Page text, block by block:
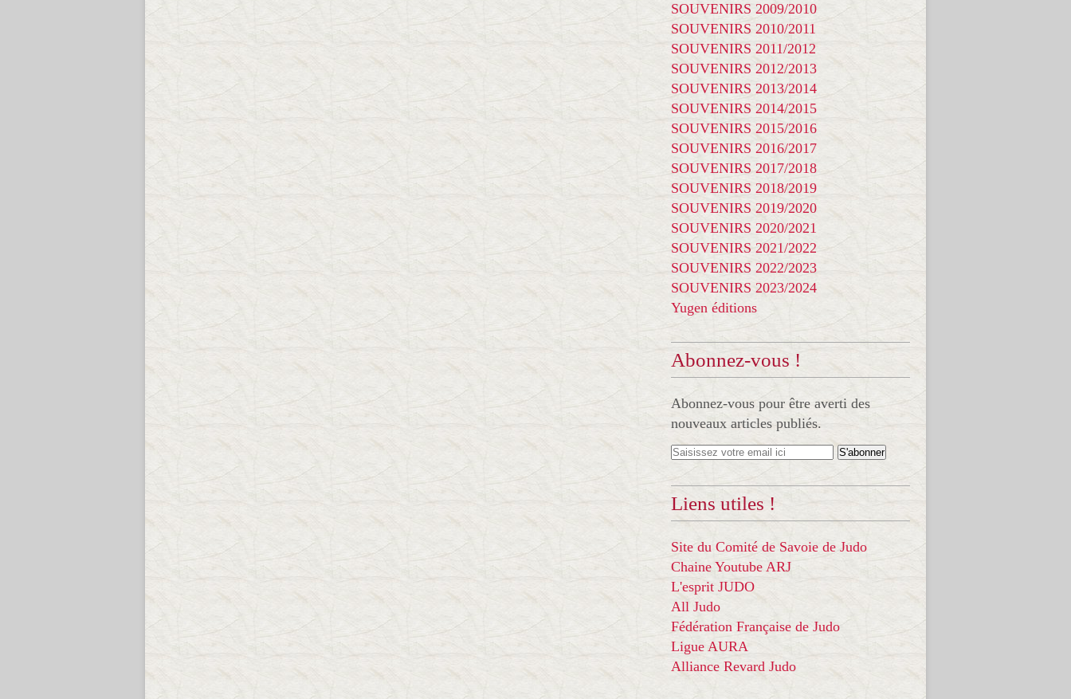
SOUVENIRS 2009/2010
SOUVENIRS 2010/2011
SOUVENIRS 2011/2012
SOUVENIRS 2012/2013
SOUVENIRS 2013/2014
SOUVENIRS 2014/2015
SOUVENIRS 2015/2016
SOUVENIRS 2016/2017
SOUVENIRS 2017/2018
SOUVENIRS 2018/2019
SOUVENIRS 2019/2020
SOUVENIRS 2020/2021
SOUVENIRS 2021/2022
SOUVENIRS 2022/2023
SOUVENIRS 2023/2024
Yugen éditions
Abonnez-vous !
Abonnez-vous pour être averti des
nouveaux articles publiés.
Liens utiles !
Site du Comité de Savoie de Judo
Chaine Youtube ARJ
L'esprit JUDO
All Judo
Fédération Française de Judo
Ligue AURA
Alliance Revard Judo